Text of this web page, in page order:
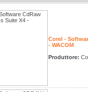
Corel -
- WACOM
Produttore: